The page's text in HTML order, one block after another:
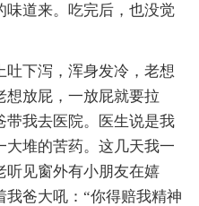
味道来。吃完后，也没觉
下泻，浑身发冷，老想
想放屁，一放屁就要拉
带我去医院。医生说是我
大堆的苦药。这几天我一
听见窗外有小朋友在嬉
爸大吼：“你得赔我精神